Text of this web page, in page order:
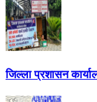
जिल्ला प्रशासन